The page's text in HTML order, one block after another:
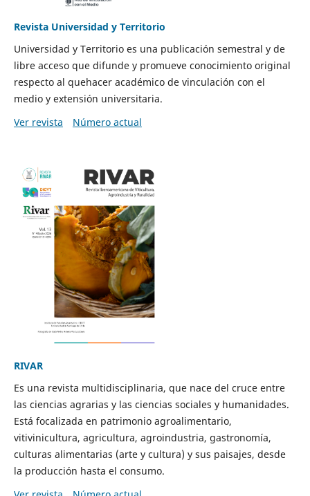
Revista Universidad y Territorio
Universidad y Territorio es una publicación semestral y de
libre acceso que difunde y promueve conocimiento original
respecto al quehacer académico de vinculación con el
medio y extensión universitaria.
Ver revista
Número actual
RIVAR
Es una revista multidisciplinaria, que nace del cruce entre
las ciencias agrarias y las ciencias sociales y humanidades.
Está focalizada en patrimonio agroalimentario,
vitivinicultura, agricultura, agroindustria, gastronomía,
culturas alimentarias (arte y cultura) y sus paisajes, desde
la producción hasta el consumo.